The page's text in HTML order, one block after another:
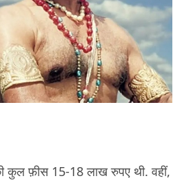
कुल फ़ीस 15-18 लाख रुपए थी. वहीं,